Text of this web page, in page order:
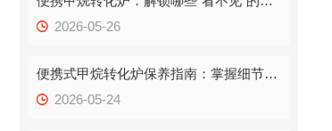
2026-05-26
便携式甲烷转化炉保养指南：掌握细节，让设备稳定“在线”
2026-05-24